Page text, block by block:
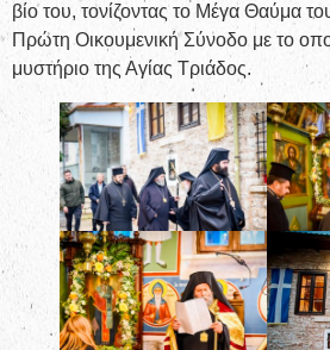
βίο του, τονίζοντας το Μέγα Θαύμα
Πρώτη Οικουμενική Σύνοδο με το
μυστήριο της Αγίας Τριάδος.